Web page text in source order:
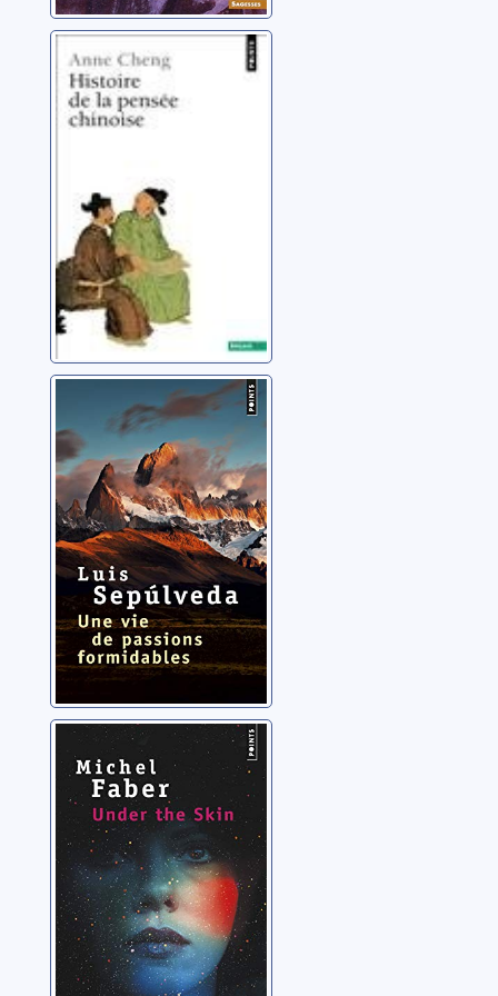
Histoire de la
pensée chinoise
[2]
Une vie de
passions
formidables
Sepulveda, Luis
Sous la peau
Faber, Michel